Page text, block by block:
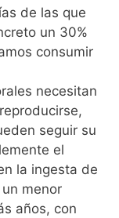
de las que
un 30%
consumir
necesitan
seguir su
el
la ingesta de
menor
años, con